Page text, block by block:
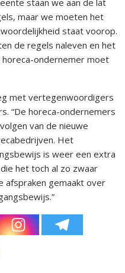
staan we aan de lat
maar we moeten het
staat voorop.
de regels naleven en het
ondernemer moet
met vertegenwoordigers
“De horeca-ondernemers
van de nieuwe
Het
is weer een extra
het toch al zo zwaar
afspraken gemaakt over